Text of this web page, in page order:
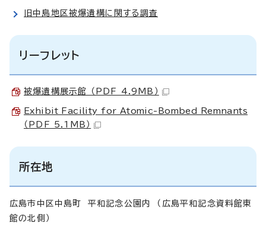
旧中島地区被爆遺構に関する調査
リーフレット
被爆遺構展示館 （PDF 4.9MB）
Exhibit Facility for Atomic-Bombed Remnants
（PDF 5.1MB）
所在地
広島市中区中島町 平和記念公園内 （広島平和記念資料館東
館の北側）